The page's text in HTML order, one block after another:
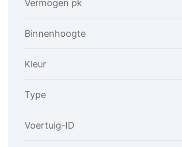
Vermogen pk
Binnenhoogte
Kleur
Type
Voertuig-ID